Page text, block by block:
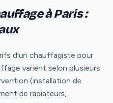
à Paris :
d’un chauffagiste pour
varient selon plusieurs
(installation de
de radiateurs,